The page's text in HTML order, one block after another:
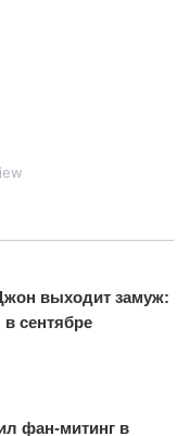
выходит замуж:
в сентябре
фан-митинг в